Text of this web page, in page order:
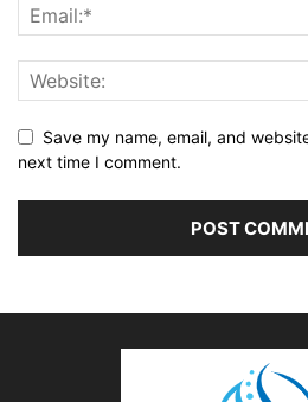
Save my name, email, and
next time I comment.